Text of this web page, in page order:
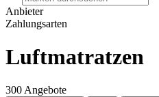
Anbieter
Zahlungsarten
Luftmatratzen
300 Angebote